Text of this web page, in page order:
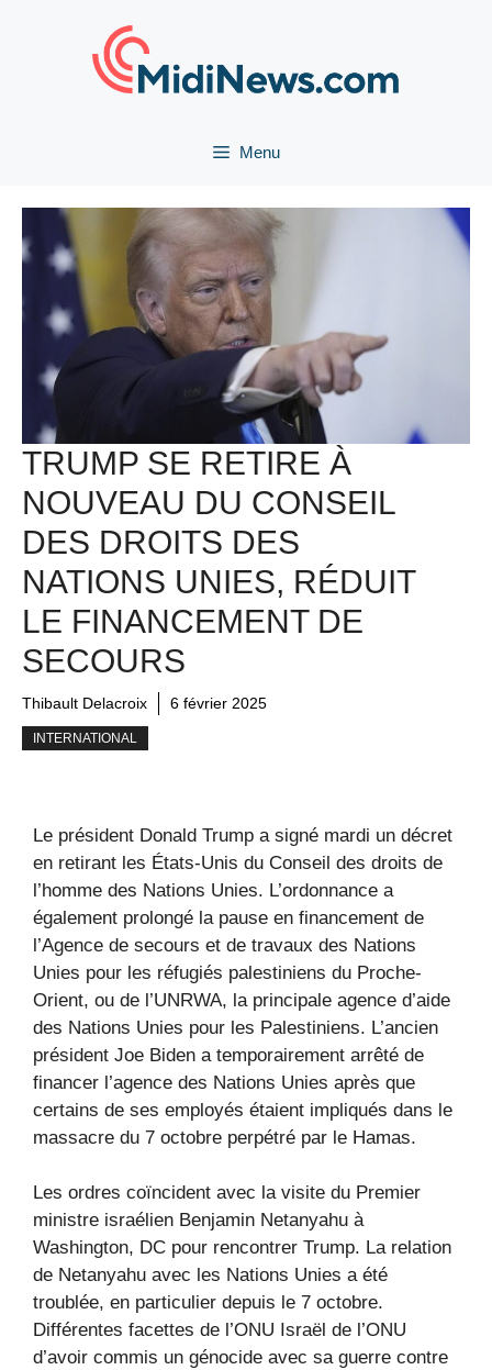
Menu
TRUMP SE RETIRE À
NOUVEAU DU CONSEIL
DES DROITS DES
NATIONS UNIES, RÉDUIT
LE FINANCEMENT DE
SECOURS
Thibault Delacroix 6 février 2025
INTERNATIONAL
Le président Donald Trump a signé mardi un décret
en retirant les États-Unis du Conseil des droits de
l’homme des Nations Unies. L’ordonnance a
également prolongé la pause en financement de
l’Agence de secours et de travaux des Nations
Unies pour les réfugiés palestiniens du Proche-
Orient, ou de l’UNRWA, la principale agence d’aide
des Nations Unies pour les Palestiniens. L’ancien
président Joe Biden a temporairement arrêté de
financer l’agence des Nations Unies après que
certains de ses employés étaient impliqués dans le
massacre du 7 octobre perpétré par le Hamas.
Les ordres coïncident avec la visite du Premier
ministre israélien Benjamin Netanyahu à
Washington, DC pour rencontrer Trump. La relation
de Netanyahu avec les Nations Unies a été
troublée, en particulier depuis le 7 octobre.
Différentes facettes de l’ONU Israël de l’ONU
d’avoir commis un génocide avec sa guerre contre